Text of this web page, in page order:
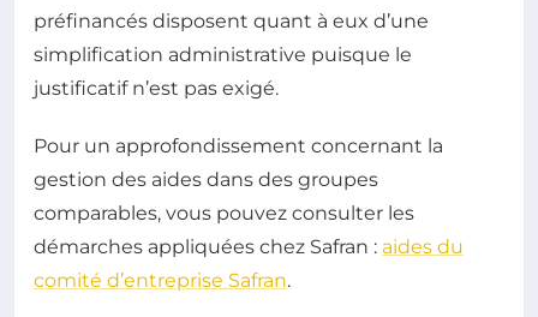
préfinancés disposent quant à eux d’une
simplification administrative puisque le
justificatif n’est pas exigé.
Pour un approfondissement concernant la
gestion des aides dans des groupes
comparables, vous pouvez consulter les
démarches appliquées chez Safran : aides du
comité d’entreprise Safran.